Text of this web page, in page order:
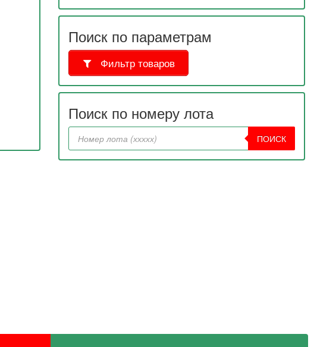
Поиск по параметрам
Фильтр товаров
Поиск по номеру лота
ПОИСК